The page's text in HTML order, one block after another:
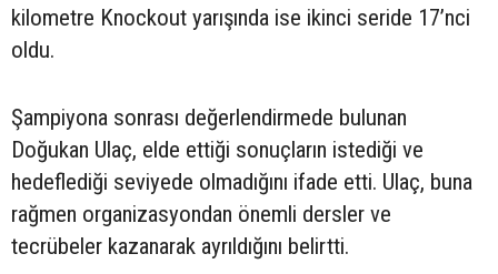
kilometre Knockout yarışında ise ikinci seride 17’nci
oldu.
Şampiyona sonrası değerlendirmede bulunan
Doğukan Ulaç, elde ettiği sonuçların istediği ve
hedeflediği seviyede olmadığını ifade etti. Ulaç, buna
rağmen organizasyondan önemli dersler ve
tecrübeler kazanarak ayrıldığını belirtti.